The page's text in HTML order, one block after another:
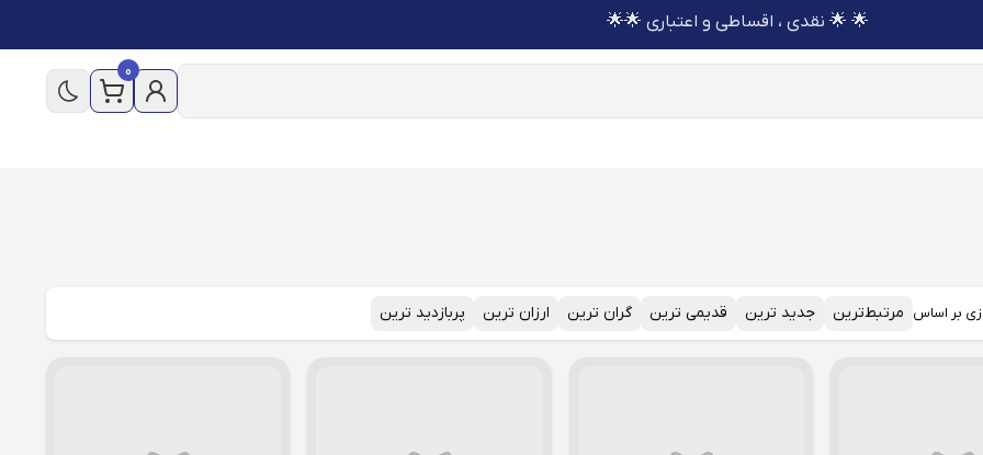
🌟 🌟 نقدی ، اقساطی و اعتباری 🌟🌟
0
بر اساس مرتبط‌ترین جدید ترین قدیمی ترین گران ترین ارزان ترین پربازدید ترین